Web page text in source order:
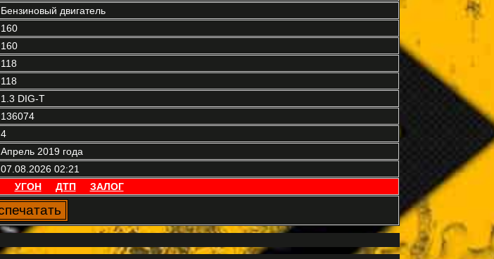
Бензиновый двигатель
160
160
118
118
1.3 DIG-T
136074
4
Апрель 2019 года
07.08.2026 02:21
УГОН ДТП ЗАЛОГ